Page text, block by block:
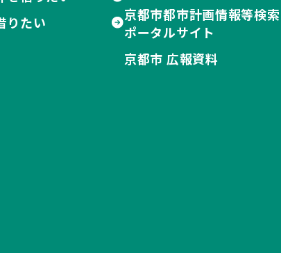
りたい
京都市都市計画情報等検索
ポータルサイト
京都市 広報資料